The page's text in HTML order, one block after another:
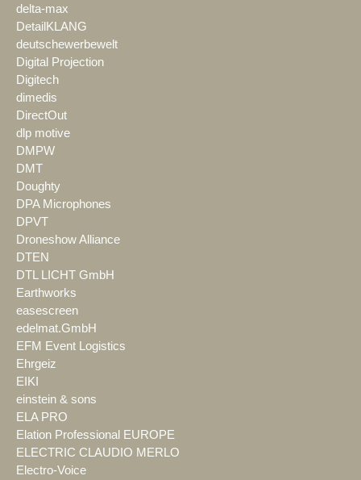
delta-max
DetailKLANG
deutschewerbewelt
Digital Projection
Digitech
dimedis
DirectOut
dlp motive
DMPW
DMT
Doughty
DPA Microphones
DPVT
Droneshow Alliance
DTEN
DTL LICHT GmbH
Earthworks
easescreen
edelmat.GmbH
EFM Event Logistics
Ehrgeiz
EIKI
einstein & sons
ELA PRO
Elation Professional EUROPE
ELECTRIC CLAUDIO MERLO
Electro-Voice